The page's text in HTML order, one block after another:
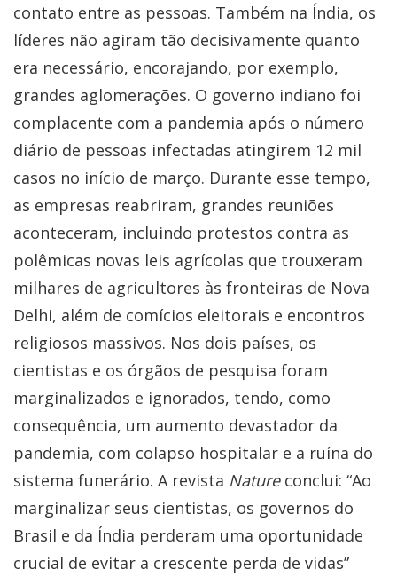
contato entre as pessoas. Também na Índia, os
líderes não agiram tão decisivamente quanto
era necessário, encorajando, por exemplo,
grandes aglomerações. O governo indiano foi
complacente com a pandemia após o número
diário de pessoas infectadas atingirem 12 mil
casos no início de março. Durante esse tempo,
as empresas reabriram, grandes reuniões
aconteceram, incluindo protestos contra as
polêmicas novas leis agrícolas que trouxeram
milhares de agricultores às fronteiras de Nova
Delhi, além de comícios eleitorais e encontros
religiosos massivos. Nos dois países, os
cientistas e os órgãos de pesquisa foram
marginalizados e ignorados, tendo, como
consequência, um aumento devastador da
pandemia, com colapso hospitalar e a ruína do
sistema funerário. A revista Natureconclui: “Ao
marginalizar seus cientistas, os governos do
Brasil e da Índia perderam uma oportunidade
crucial de evitar a crescente perda de vidas”